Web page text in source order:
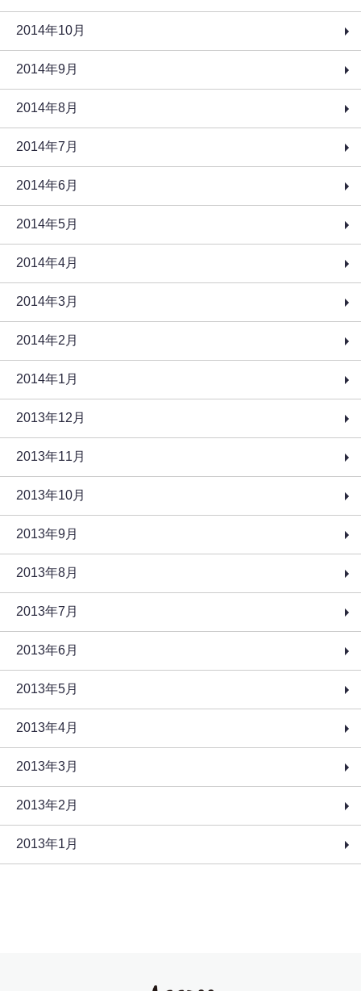
2014年10月
2014年9月
2014年8月
2014年7月
2014年6月
2014年5月
2014年4月
2014年3月
2014年2月
2014年1月
2013年12月
2013年11月
2013年10月
2013年9月
2013年8月
2013年7月
2013年6月
2013年5月
2013年4月
2013年3月
2013年2月
2013年1月